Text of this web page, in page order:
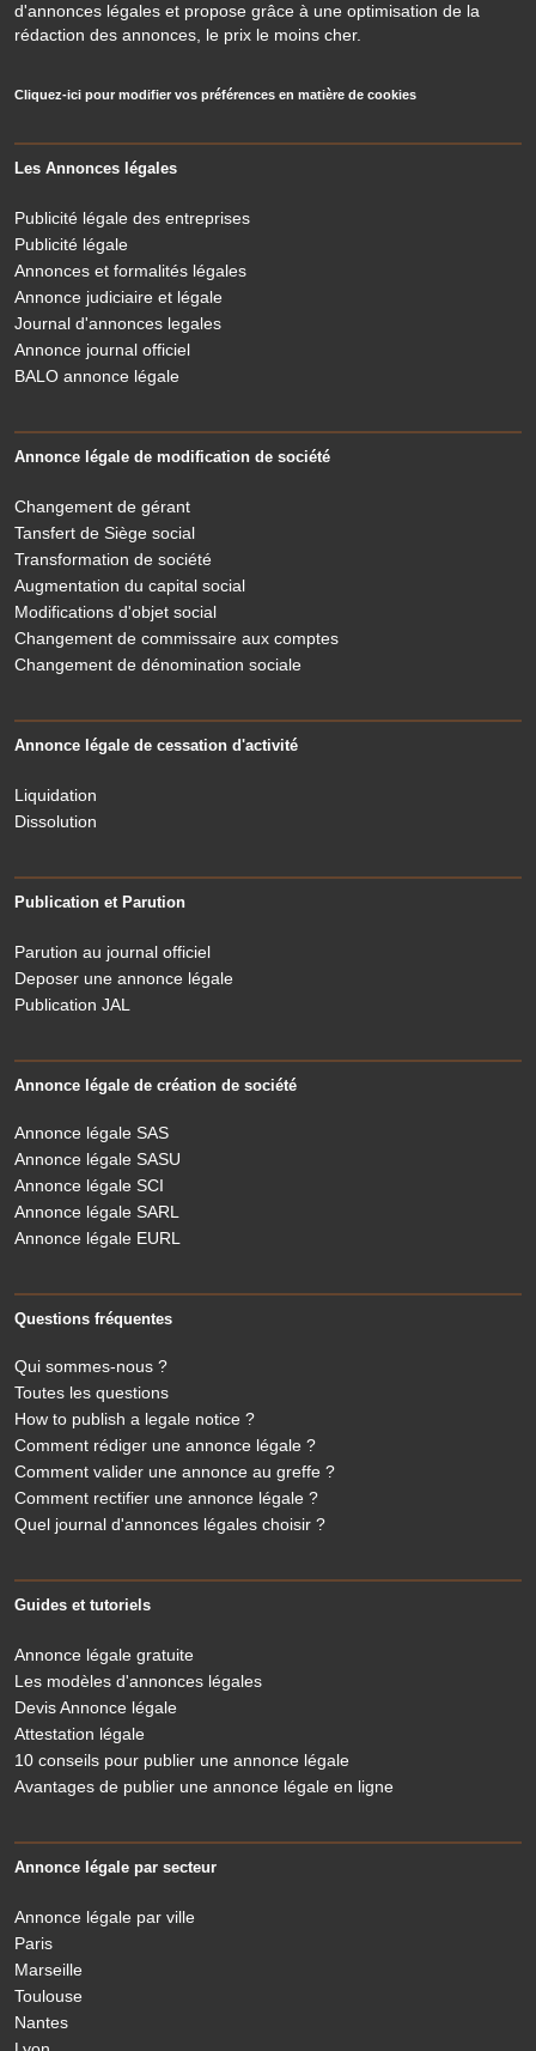
d'annonces légales et propose grâce à une optimisation de la
rédaction des annonces, le prix le moins cher.
Cliquez-ici pour modifier vos préférences en matière de cookies
Les Annonces légales
Publicité légale des entreprises
Publicité légale
Annonces et formalités légales
Annonce judiciaire et légale
Journal d'annonces legales
Annonce journal officiel
BALO annonce légale
Annonce légale de modification de société
Changement de gérant
Tansfert de Siège social
Transformation de société
Augmentation du capital social
Modifications d'objet social
Changement de commissaire aux comptes
Changement de dénomination sociale
Annonce légale de cessation d'activité
Liquidation
Dissolution
Publication et Parution
Parution au journal officiel
Deposer une annonce légale
Publication JAL
Annonce légale de création de société
Annonce légale SAS
Annonce légale SASU
Annonce légale SCI
Annonce légale SARL
Annonce légale EURL
Questions fréquentes
Qui sommes-nous ?
Toutes les questions
How to publish a legale notice ?
Comment rédiger une annonce légale ?
Comment valider une annonce au greffe ?
Comment rectifier une annonce légale ?
Quel journal d'annonces légales choisir ?
Guides et tutoriels
Annonce légale gratuite
Les modèles d'annonces légales
Devis Annonce légale
Attestation légale
10 conseils pour publier une annonce légale
Avantages de publier une annonce légale en ligne
Annonce légale par secteur
Annonce légale par ville
Paris
Marseille
Toulouse
Nantes